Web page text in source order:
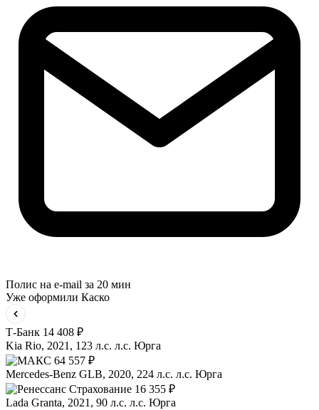
Полис на e-mail за 20 мин
Уже оформили Каско
Т-Банк 14 408 ₽
Kia Rio, 2021, 123 л.с. л.с. Юрга
64 557 ₽
Mercedes-Benz GLB, 2020, 224 л.с. л.с. Юрга
16 355 ₽
Lada Granta, 2021, 90 л.с. л.с. Юрга